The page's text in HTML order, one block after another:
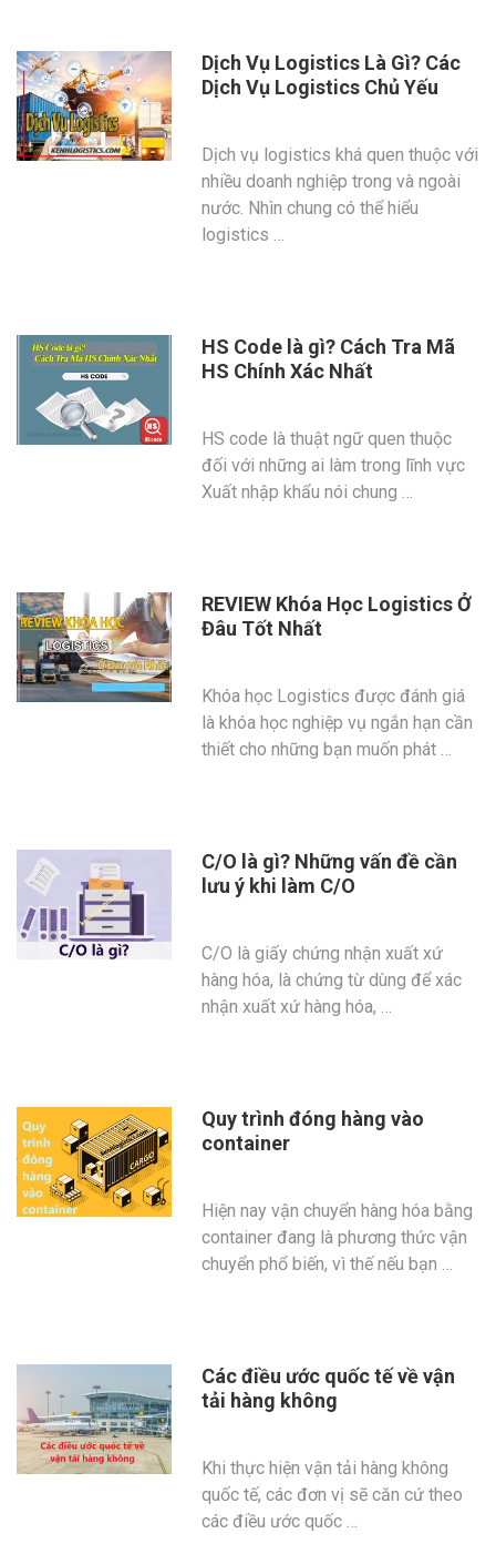
Dịch Vụ Logistics Là Gì? Các
Dịch Vụ Logistics Chủ Yếu
Dịch vụ logistics khá quen thuộc với
nhiều doanh nghiệp trong và ngoài
nước. Nhìn chung có thể hiểu
logistics …
HS Code là gì? Cách Tra Mã
HS Chính Xác Nhất
HS code là thuật ngữ quen thuộc
đối với những ai làm trong lĩnh vực
Xuất nhập khẩu nói chung …
REVIEW Khóa Học Logistics Ở
Đâu Tốt Nhất
Khóa học Logistics được đánh giá
là khóa học nghiệp vụ ngắn hạn cần
thiết cho những bạn muốn phát …
C/O là gì? Những vấn đề cần
lưu ý khi làm C/O
C/O là giấy chứng nhận xuất xứ
hàng hóa, là chứng từ dùng để xác
nhận xuất xứ hàng hóa, …
Quy trình đóng hàng vào
container
Hiện nay vận chuyển hàng hóa bằng
container đang là phương thức vận
chuyển phổ biến, vì thế nếu bạn …
Các điều ước quốc tế về vận
tải hàng không
Khi thực hiện vận tải hàng không
quốc tế, các đơn vị sẽ căn cứ theo
các điều ước quốc …